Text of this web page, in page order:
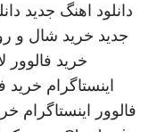
دانلود اهنگ جدید
جدید خرید شال و
خرید فالوور
اینستاگرام خرید
فالوور اینستاگرام